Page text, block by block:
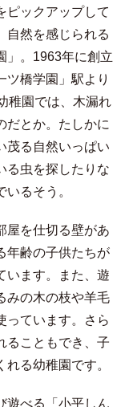
ピックアップして
自然を感じられる
」。1963年に創立
ツ橋学園」駅より
稚園では、木漏れ
だとか。たしかに
茂る自然いっぱい
る虫を探したりな
るそう。
屋を仕切る壁があ
年齢の子供たちが
います。また、遊
みの木の枝や羊毛
っています。さら
ることもでき、子
る幼稚園です。
遊べる「小平しん